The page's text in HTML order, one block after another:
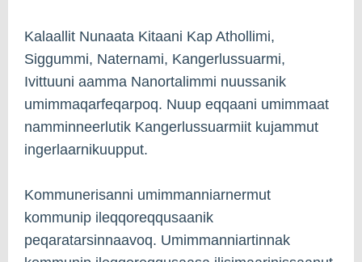
Kalaallit Nunaata Kitaani Kap Athollimi,
Siggummi, Naternami, Kangerlussuarmi,
Ivittuuni aamma Nanortalimmi nuussanik
umimmaqarfeqarpoq. Nuup eqqaani umimmaat
namminneerlutik Kangerlussuarmiit kujammut
ingerlaarnikuupput.
Kommunerisanni umimmanniarnermut
kommunip ileqqoreqqusaanik
peqaratarsinnaavoq. Umimmanniartinnak